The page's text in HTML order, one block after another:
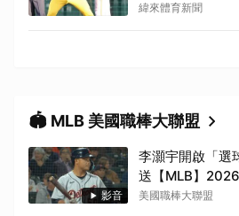
緯來體育新聞
🏟️ MLB 美國職棒大聯盟
影音
李灝宇開啟「選
送【MLB】
美國職棒大聯盟